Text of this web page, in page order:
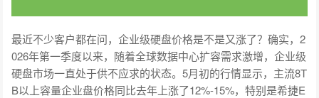
最近不少客户都在问，企业级硬盘价格是不是又涨了？确实，2
026年第一季度以来，随着全球数据中心扩容需求激增，企业级
硬盘市场一直处于供不应求的状态。5月初的行情显示，主流8T
B以上容量企业盘价格同比去年上涨了12%-15%，特别是希捷E